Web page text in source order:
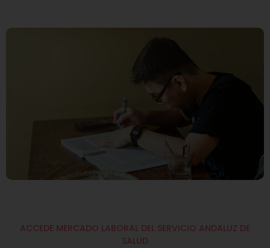
ACCEDE MERCADO LABORAL DEL SERVICIO ANDALUZ DE
SALUD